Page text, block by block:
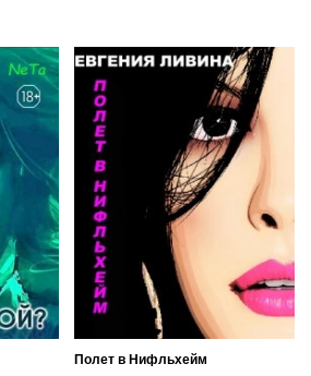
Полет в Нифльхейм